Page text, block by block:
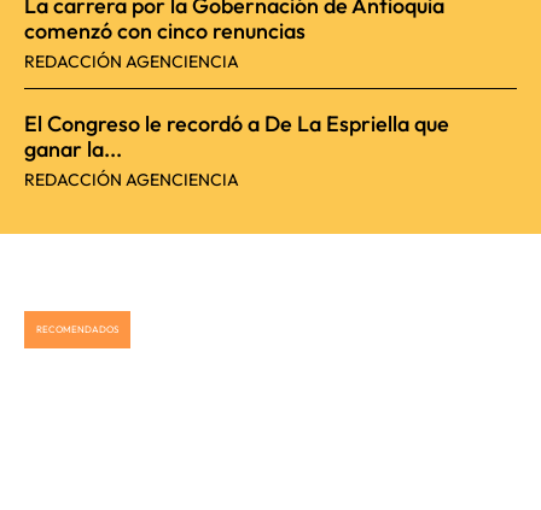
La carrera por la Gobernación de Antioquia
comenzó con cinco renuncias
REDACCIÓN AGENCIENCIA
El Congreso le recordó a De La Espriella que
ganar la...
REDACCIÓN AGENCIENCIA
RECOMENDADOS